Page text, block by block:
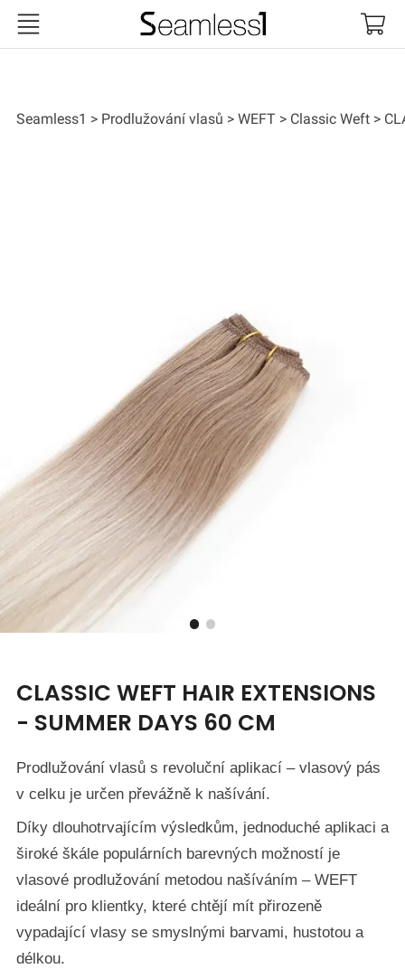
Seamless1 Prodlužování vlasů WEFT Classic Weft
CLASSIC WEFT HAIR EXTENSIONS
- SUMMER DAYS 60 CM
Prodlužování vlasů s revoluční aplikací – vlasový pás
v celku je určen převážně k našívání.
Díky dlouhotrvajícím výsledkům, jednoduché aplikaci a
široké škále populárních barevných možností je
vlasové prodlužování metodou našíváním – WEFT
ideální pro klientky, které chtějí mít přirozeně
vypadající vlasy se smyslnými barvami, hustotou a
délkou.